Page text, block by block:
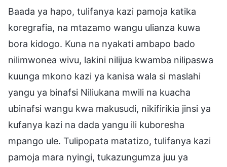
Baada ya hapo, tulifanya kazi pamoja katika
koregrafia, na mtazamo wangu ulianza kuwa
bora kidogo. Kuna na nyakati ambapo bado
nilimwonea wivu, lakini nilijua kwamba nilipaswa
kuunga mkono kazi ya kanisa wala si maslahi
yangu ya binafsi Niliukana mwili na kuacha
ubinafsi wangu kwa makusudi, nikifirikia jinsi ya
kufanya kazi na dada yangu ili kuboresha
mpango ule. Tulipopata matatizo, tulifanya kazi
pamoja mara nyingi, tukazungumza juu ya